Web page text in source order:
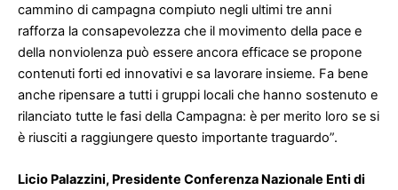
cammino di campagna compiuto negli ultimi tre anni
rafforza la consapevolezza che il movimento della pace e
della nonviolenza può essere ancora efficace se propone
contenuti forti ed innovativi e sa lavorare insieme. Fa bene
anche ripensare a tutti i gruppi locali che hanno sostenuto e
rilanciato tutte le fasi della Campagna: è per merito loro se si
è riusciti a raggiungere questo importante traguardo”.
Licio Palazzini, Presidente Conferenza Nazionale Enti di